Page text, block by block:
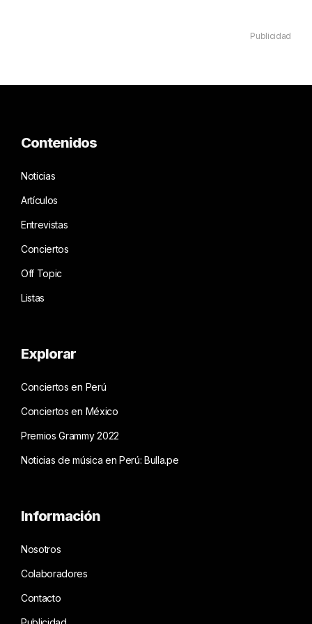
Publicidad
Contenidos
Noticias
Artículos
Entrevistas
Conciertos
Off Topic
Listas
Explorar
Conciertos en Perú
Conciertos en México
Premios Grammy 2022
Noticias de música en Perú: Bulla.pe
Información
Nosotros
Colaboradores
Contacto